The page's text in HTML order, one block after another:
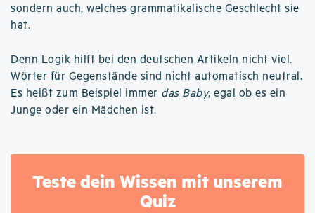
sondern auch, welches grammatikalische Geschlecht sie
hat.
Denn Logik hilft bei den deutschen Artikeln nicht viel.
Wörter für Gegenstände sind nicht automatisch neutral.
Es heißt zum Beispiel immer das Baby, egal ob es ein
Junge oder ein Mädchen ist.
Teste dein Wissen mit unserem
Quiz